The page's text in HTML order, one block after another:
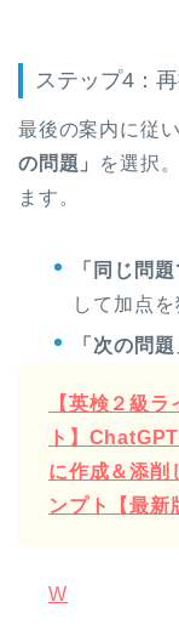
ステップ4：
最後の案内に従い
の問題」
を選択
ます。
「同じ問
して加点を
「次の問題
【英検２級
ト】
に作成＆添削
ンプト【最新
W